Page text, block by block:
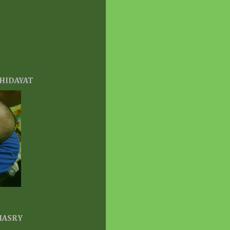
TAKKAN PERNAH
ago
รєђ ๔คℓเค ค๔єℓเค ♥
Baru Lah!
unlimited | the
of life
MELTING CHEESE
AKHIRNYA SAMPAI
ago
Diary ||
Photoshoot Raya 2026
Paka
ago
ago